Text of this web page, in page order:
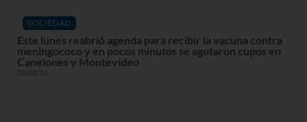
SOCIEDAD
Este lunes reabrió agenda para recibir la vacuna contra
meningococo y en pocos minutos se agotaron cupos en
Canelones y Montevideo
03/08/26